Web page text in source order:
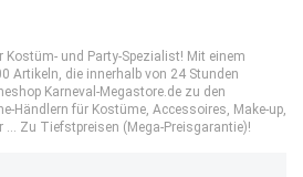
Kostüm- und Party-Spezialist! Mit einem
Artikeln, die innerhalb von 24 Stunden
Karneval-Megastore.de zu den
Händlern für Kostüme, Accessoires, Make-up,
… Zu Tiefstpreisen (Mega-Preisgarantie)!